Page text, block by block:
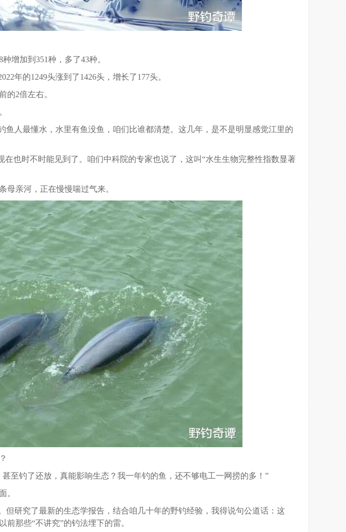
增加到351种，多了43种。
年的1249头涨到了1426头，增长了177头。
的2倍左右。
鱼人最懂水，水里有鱼没鱼，咱们比谁都清楚。这几年，是不是明显感觉江里的
在也时不时能见到了。咱们中科院的专家也说了，这叫“水生生物完整性指数显著
母亲河，正在慢慢喘过气来。
至钓了还放，真能影响生态？我一年钓的鱼，还不够电工一网捞的多！”
。
但研究了最新的生态学报告，结合咱几十年的野钓经验，我得说句公道话：这
那些“不讲究”的钓法埋下的雷。